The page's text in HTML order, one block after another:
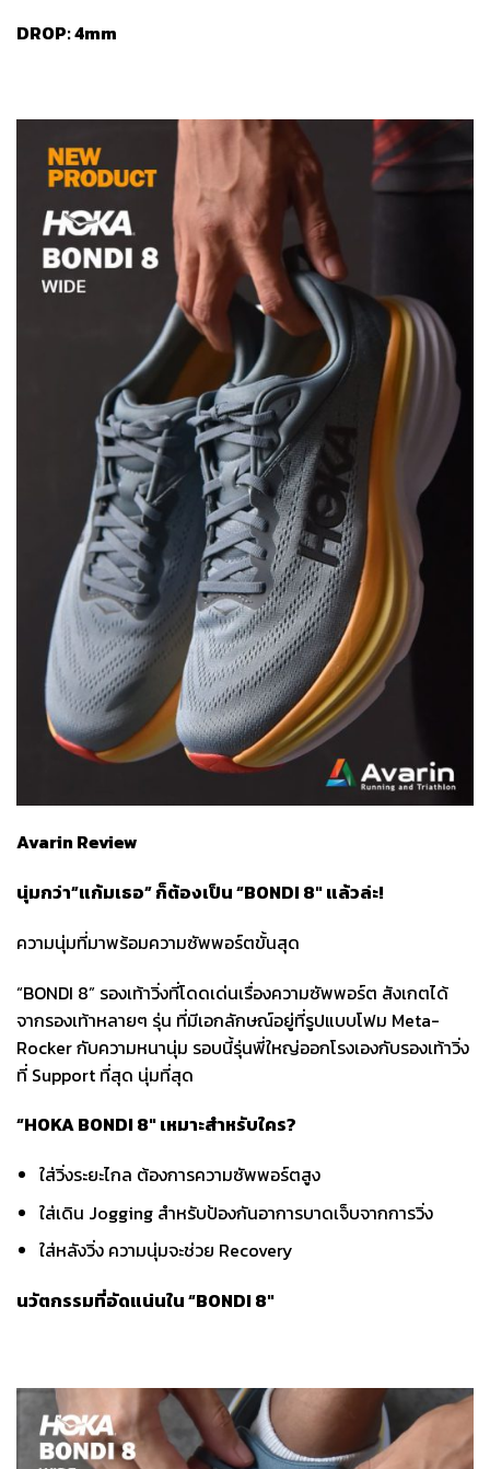
DROP: 4mm
Avarin Review
นุ่มกว่า”แก้มเธอ” ก็ต้องเป็น “BONDI 8″ แล้วล่ะ!
ความนุ่มที่มาพร้อมความซัพพอร์ตขั้นสุด
“BONDI 8” รองเท้าวิ่งที่โดดเด่นเรื่องความซัพพอร์ต สังเกตได้
จากรองเท้าหลายๆ รุ่น ที่มีเอกลักษณ์อยู่ที่รูปแบบโฟม Meta-
Rocker กับความหนานุ่ม รอบนี้รุ่นพี่ใหญ่ออกโรงเองกับรองเท้าวิ่ง
ที่ Support ที่สุด นุ่มที่สุด
“HOKA BONDI 8″ เหมาะสำหรับใคร?
ใส่วิ่งระยะไกล ต้องการความซัพพอร์ตสูง
ใส่เดิน Jogging สำหรับป้องกันอาการบาดเจ็บจากการวิ่ง
ใส่หลังวิ่ง ความนุ่มจะช่วย Recovery
นวัตกรรมที่อัดแน่นใน “BONDI 8″